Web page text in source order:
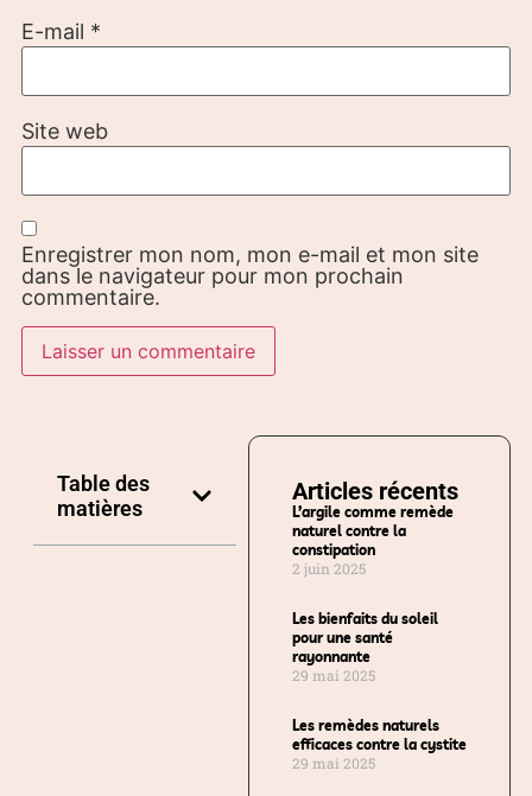
E-mail *
Site web
Enregistrer mon nom, mon e-mail et mon site
dans le navigateur pour mon prochain
commentaire.
Table des
matières
Articles récents
L’argile comme remède
naturel contre la
constipation
2 juin 2025
Les bienfaits du soleil
pour une santé
rayonnante
29 mai 2025
Les remèdes naturels
efficaces contre la cystite
29 mai 2025